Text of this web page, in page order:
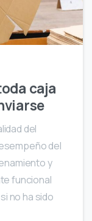
caja
del
del
y
funcional
no ha sido